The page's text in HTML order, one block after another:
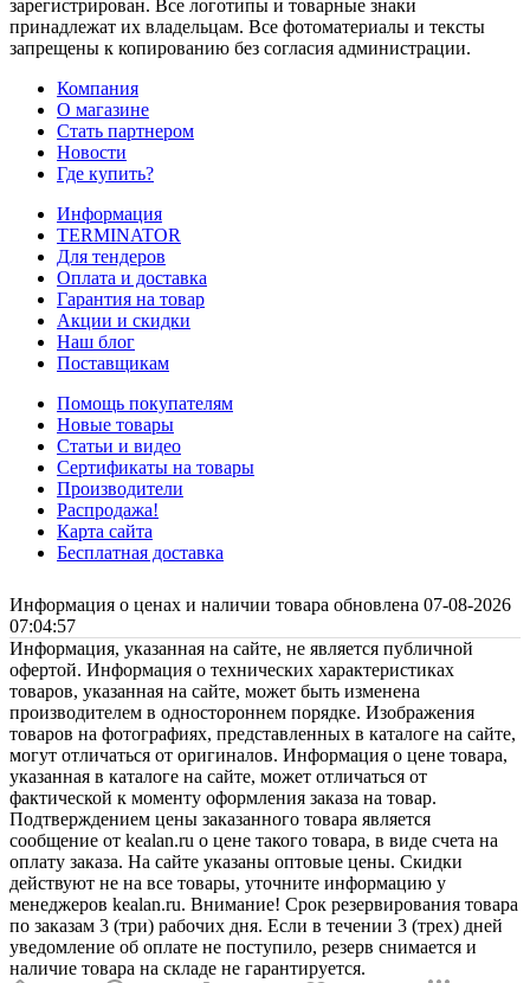
зарегистрирован. Все логотипы и товарные знаки
принадлежат их владельцам. Все фотоматериалы и тексты
запрещены к копированию без согласия администрации.
Компания
О магазине
Стать партнером
Новости
Где купить?
Информация
TERMINATOR
Для тендеров
Оплата и доставка
Гарантия на товар
Акции и скидки
Наш блог
Поставщикам
Помощь покупателям
Новые товары
Статьи и видео
Сертификаты на товары
Производители
Распродажа!
Карта сайта
Бесплатная доставка
Информация о ценах и наличии товара обновлена 07-08-2026
07:04:57
Информация, указанная на сайте, не является публичной
офертой. Информация о технических характеристиках
товаров, указанная на сайте, может быть изменена
производителем в одностороннем порядке. Изображения
товаров на фотографиях, представленных в каталоге на сайте,
могут отличаться от оригиналов. Информация о цене товара,
указанная в каталоге на сайте, может отличаться от
фактической к моменту оформления заказа на товар.
Подтверждением цены заказанного товара является
сообщение от kealan.ru о цене такого товара, в виде счета на
оплату заказа. На сайте указаны оптовые цены. Скидки
действуют не на все товары, уточните информацию у
менеджеров kealan.ru. Внимание! Срок резервирования товара
по заказам 3 (три) рабочих дня. Если в течении 3 (трех) дней
уведомление об оплате не поступило, резерв снимается и
наличие товара на складе не гарантируется.